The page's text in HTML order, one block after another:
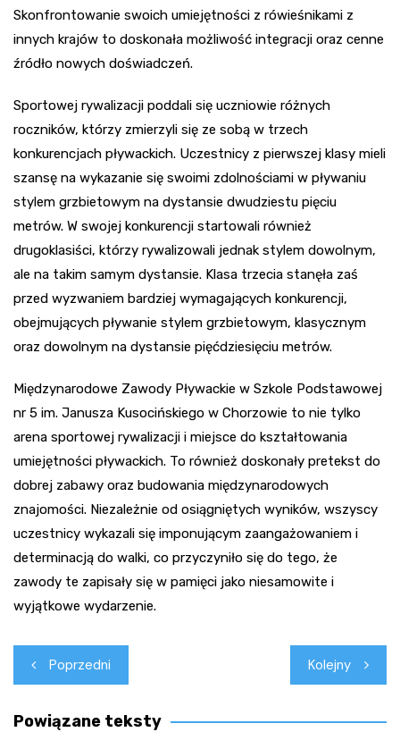
Skonfrontowanie swoich umiejętności z rówieśnikami z
innych krajów to doskonała możliwość integracji oraz cenne
źródło nowych doświadczeń.
Sportowej rywalizacji poddali się uczniowie różnych
roczników, którzy zmierzyli się ze sobą w trzech
konkurencjach pływackich. Uczestnicy z pierwszej klasy mieli
szansę na wykazanie się swoimi zdolnościami w pływaniu
stylem grzbietowym na dystansie dwudziestu pięciu
metrów. W swojej konkurencji startowali również
drugoklasiści, którzy rywalizowali jednak stylem dowolnym,
ale na takim samym dystansie. Klasa trzecia stanęła zaś
przed wyzwaniem bardziej wymagających konkurencji,
obejmujących pływanie stylem grzbietowym, klasycznym
oraz dowolnym na dystansie pięćdziesięciu metrów.
Międzynarodowe Zawody Pływackie w Szkole Podstawowej
nr 5 im. Janusza Kusocińskiego w Chorzowie to nie tylko
arena sportowej rywalizacji i miejsce do kształtowania
umiejętności pływackich. To również doskonały pretekst do
dobrej zabawy oraz budowania międzynarodowych
znajomości. Niezależnie od osiągniętych wyników, wszyscy
uczestnicy wykazali się imponującym zaangażowaniem i
determinacją do walki, co przyczyniło się do tego, że
zawody te zapisały się w pamięci jako niesamowite i
wyjątkowe wydarzenie.
Nawigacja
wpisu
Poprzedni Kolejny
Powiązane teksty